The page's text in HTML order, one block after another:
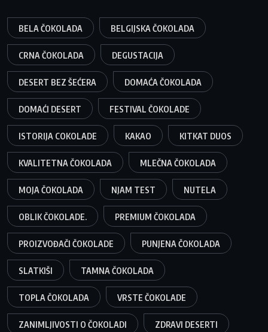
BELA ČOKOLADA BELGIJSKA ČOKOLADA
CRNA ČOKOLADA DEGUSTACIJA
DESERT BEZ ŠEĆERA DOMAĆA ČOKOLADA
DOMAĆI DESERT FESTIVAL ČOKOLADE
ISTORIJA COKOLADE KAKAO KITKAT DUOS
KVALITETNA ČOKOLADA MLEČNA ČOKOLADA
MOJA ČOKOLADA NJAM TEST NUTELA
OBLIK ČOKOLADE. PREMIUM ČOKOLADA
PROIZVOĐAČI ČOKOLADE PUNJENA ČOKOLADA
SLATKIŠI TAMNA ČOKOLADA
TOPLA ČOKOLADA VRSTE ČOKOLADE
ZANIMLJIVOSTI O ČOKOLADI ZDRAVI DESERTI